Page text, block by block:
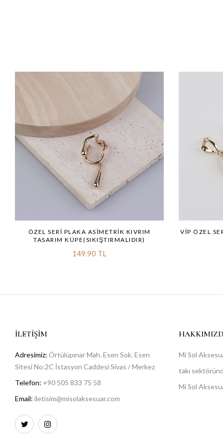
ÖZEL SERI PLAKA ASIMETRIK KIVRIM
TASARIM KÜPE(SIKIŞTIRMALIDIR)
149.90 TL
VİP ÖZEL
İLETIŞIM
Adresimiz: Örtülüpınar Mah. Esen Sok. Esen
Sitesi No:2C İstasyon Caddesi Sivas / Merkez
Telefon: +90 505 833 75 58
Email: iletisim@misolaksesuar.com
Mi Sol
takı
Mi Sol